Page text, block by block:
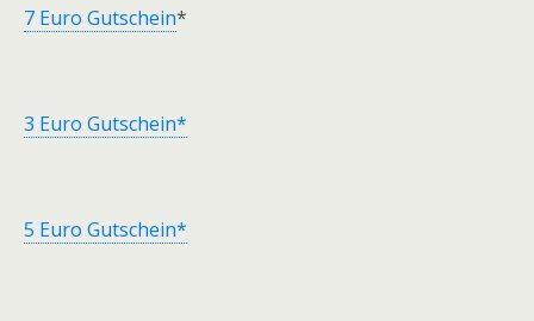
7 Euro Gutschein*
3 Euro Gutschein*
5 Euro Gutschein*